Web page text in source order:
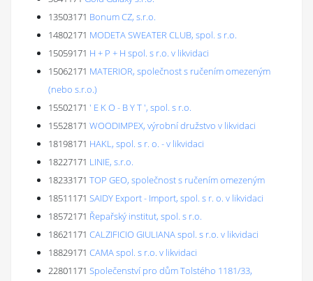
13503171 Bonum CZ, s.r.o.
14802171 MODETA SWEATER CLUB, spol. s r.o.
15059171 H + P + H spol. s r.o. v likvidaci
15062171 MATERIOR, společnost s ručením omezeným
(nebo s.r.o.)
15502171 ' E K O - B Y T ', spol. s r.o.
15528171 WOODIMPEX, výrobní družstvo v likvidaci
18198171 HAKL, spol. s r. o. - v likvidaci
18227171 LINIE, s.r.o.
18233171 TOP GEO, společnost s ručením omezeným
18511171 SAIDY Export - Import, spol. s r. o. v likvidaci
18572171 Řepařský institut, spol. s r.o.
18621171 CALZIFICIO GIULIANA spol. s r.o. v likvidaci
18829171 CAMA spol. s r.o. v likvidaci
22801171 Společenství pro dům Tolstého 1181/33,